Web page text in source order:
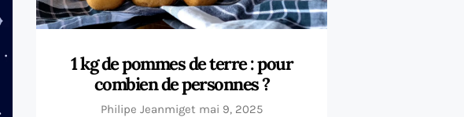
1 kg de pommes de terre : pour
combien de personnes ?
Philipe Jeanmiget mai 9, 2025